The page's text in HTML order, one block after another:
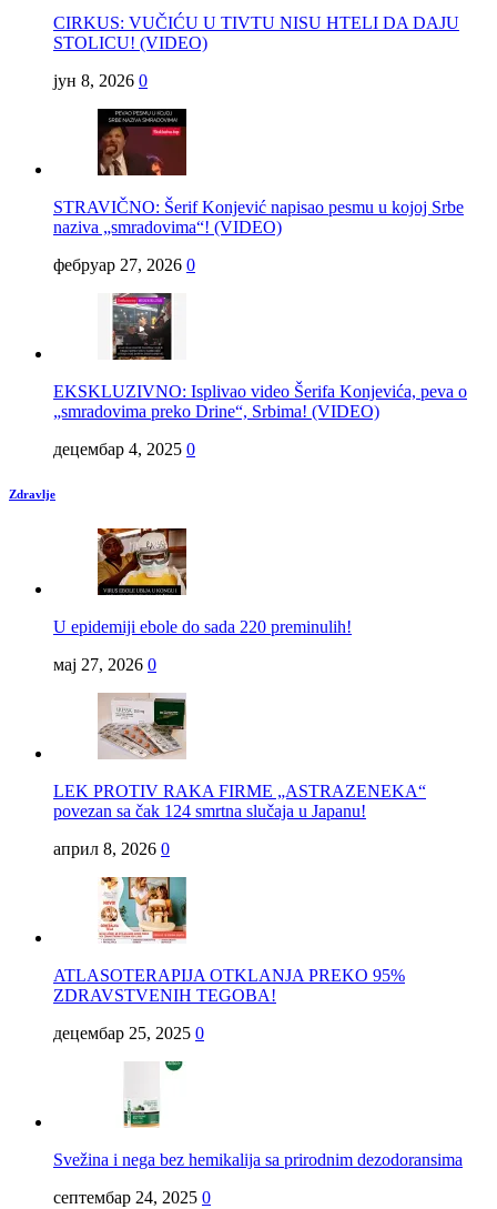
CIRKUS: VUČIĆU U TIVTU NISU HTELI DA DAJU
STOLICU! (VIDEO)
јун 8, 2026 0
STRAVIČNO: Šerif Konjević napisao pesmu u kojoj Srbe
naziva „smradovima“! (VIDEO)
фебруар 27, 2026 0
EKSKLUZIVNO: Isplivao video Šerifa Konjevića, peva o
„smradovima preko Drine“, Srbima! (VIDEO)
децембар 4, 2025 0
Zdravlje
U epidemiji ebole do sada 220 preminulih!
мај 27, 2026 0
LEK PROTIV RAKA FIRME „ASTRAZENEKA“
povezan sa čak 124 smrtna slučaja u Japanu!
април 8, 2026 0
ATLASOTERAPIJA OTKLANJA PREKO 95%
ZDRAVSTVENIH TEGOBA!
децембар 25, 2025 0
Svežina i nega bez hemikalija sa prirodnim dezodoransima
септембар 24, 2025 0